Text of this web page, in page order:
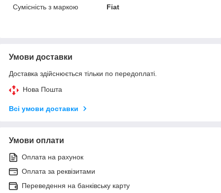
Сумісність з маркою
Fiat
Умови доставки
Доставка здійснюється тільки по передоплаті.
Нова Пошта
Всі умови доставки
Умови оплати
Оплата на рахунок
Оплата за реквізитами
Переведення на банківську карту